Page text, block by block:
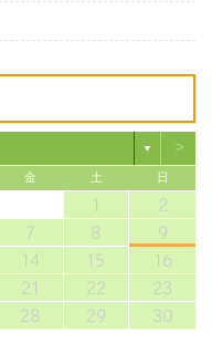
▼ >
金 土 日
1
2
7 8
9
14 15
16
21 22
23
28 29
30